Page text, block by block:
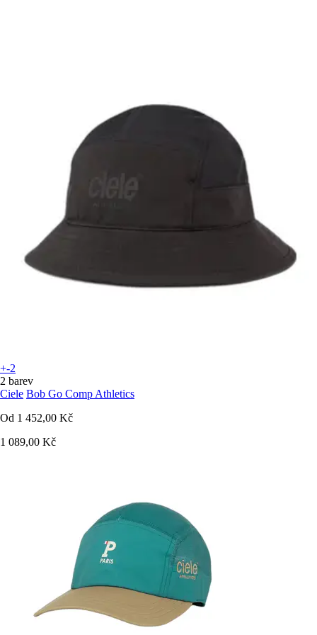
+-2
2 barev
Ciele Bob Go Comp Athletics
Od 1 452,00 Kč
1 089,00 Kč